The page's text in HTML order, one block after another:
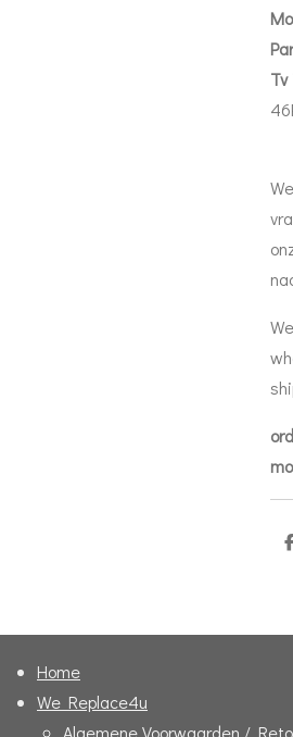
Home
We Replace4u
Algemene Voorwaarden /